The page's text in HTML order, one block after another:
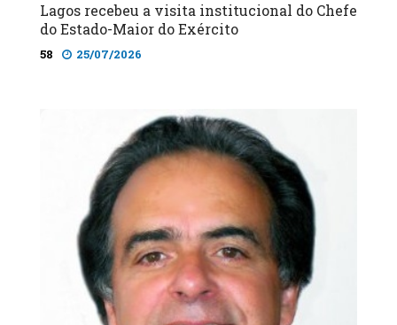
Lagos recebeu a visita institucional do Chefe
do Estado-Maior do Exército
58 25/07/2026